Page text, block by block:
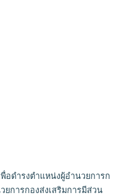
อดำรงตำแหน่งผู้อำนวยการก
ยการกองส่งเสริมการมีส่วน